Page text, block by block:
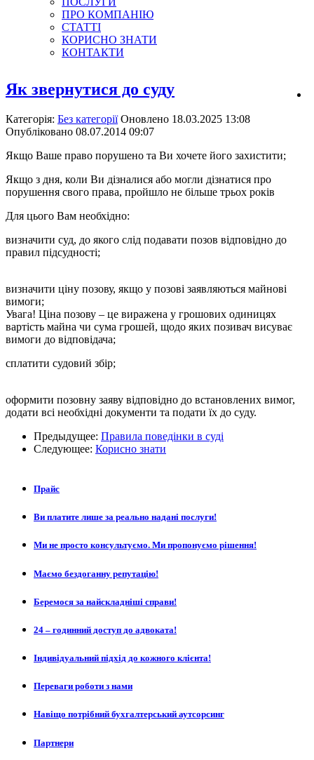
ПРО КОМПАНІЮ
СТАТТІ
КОРИСНО ЗНАТИ
КОНТАКТИ
Як звернутися до суду
Категорія: Без категорії Оновлено 18.03.2025 13:08
Опубліковано 08.07.2014 09:07
Якщо Ваше право порушено та Ви хочете його захистити;
Якщо з дня, коли Ви дізналися або могли дізнатися про
порушення свого права, пройшло не більше трьох років
Для цього Вам необхідно:
визначити суд, до якого слід подавати позов відповідно до
правил підсудності;
визначити ціну позову, якщо у позові заявляються майнові
вимоги;
Увага! Ціна позову – це виражена у грошових одиницях
вартість майна чи сума грошей, щодо яких позивач висуває
вимоги до відповідача;
сплатити судовий збір;
оформити позовну заяву відповідно до встановлених вимог,
додати всі необхідні документи та подати їх до суду.
Предыдущее: Правила поведінки в суді
Следующее: Корисно знати
Прайс
Ви платите лише за реально надані послуги!
Ми не просто консультуємо. Ми пропонуємо рішення!
Маємо бездоганну репутацію!
Беремося за найскладніші справи!
24 – годинний доступ до адвоката!
Індивідуальний підхід до кожного клієнта!
Переваги роботи з нами
Навіщо потрібний бухгалтерський аутсорсинг
Партнери